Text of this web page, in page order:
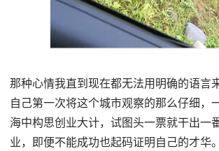
那种心情我直到现在都无法用明确的语言
自己第一次将这个城市观察的那么仔细，
海中构思创业大计，试图头一票就干出一
业，即便不能成功也起码证明自己的才华。